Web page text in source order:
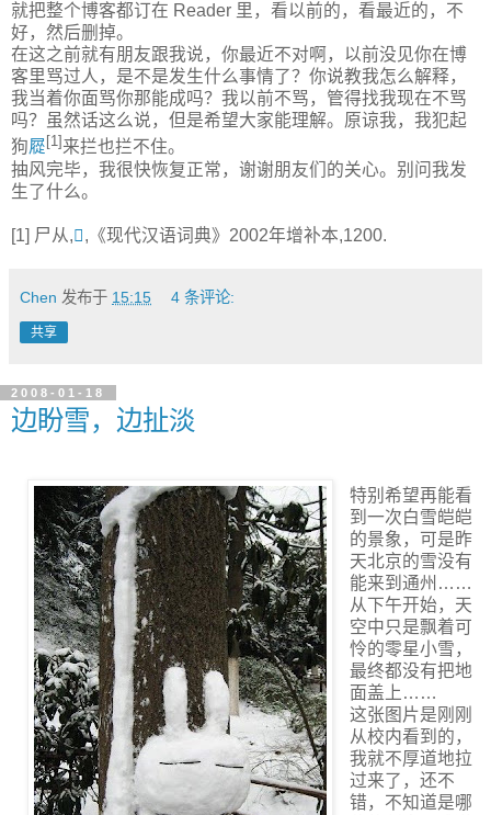
就把整个博客都订在 Reader 里，看以前的，看最近的，不
好，然后删掉。
在这之前就有朋友跟我说，你最近不对啊，以前没见你在博
客里骂过人，是不是发生什么事情了？你说教我怎么解释，
我当着你面骂你那能成吗？我以前不骂，管得找我现在不骂
吗？虽然话这么说，但是希望大家能理解。原谅我，我犯起
狗㞞 [1] 来拦也拦不住。
抽风完毕，我很快恢复正常，谢谢朋友们的关心。别问我发
生了什么。
[1] 尸从,𪨙,《现代汉语词典》2002年增补本,1200.
Chen 发布于 15:15 4 条评论:
共享
2008-01-18
边盼雪，边扯淡
特别希望再能看
到一次白雪皑皑
的景象，可是昨
天北京的雪没有
能来到通州……
从下午开始，天
空中只是飘着可
怜的零星小雪，
最终都没有把地
面盖上……
这张图片是刚刚
从校内看到的，
我就不厚道地拉
过来了，还不
错，不知道是哪